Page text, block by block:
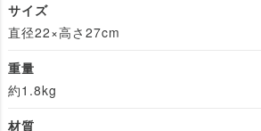
サイズ
直径22×高さ27cm
重量
約1.8kg
材質